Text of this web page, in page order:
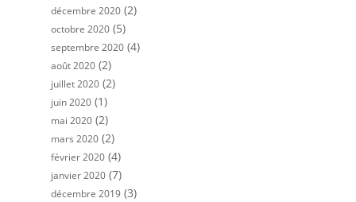
décembre 2020 (2)
octobre 2020 (5)
septembre 2020 (4)
août 2020 (2)
juillet 2020 (2)
juin 2020 (1)
mai 2020 (2)
mars 2020 (2)
février 2020 (4)
janvier 2020 (7)
décembre 2019 (3)